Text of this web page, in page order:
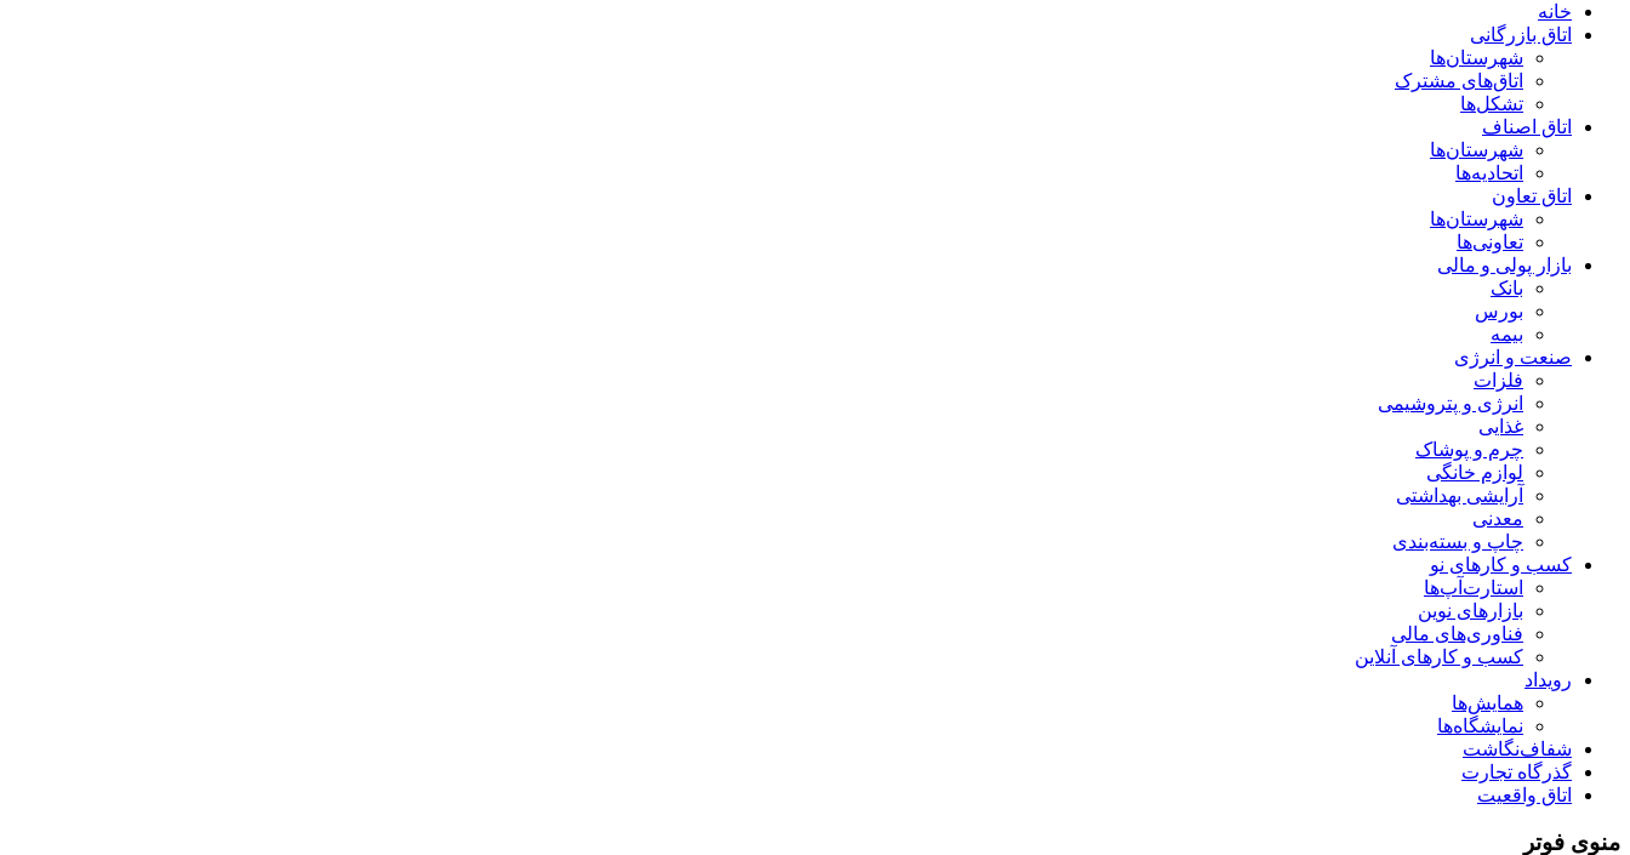
خانه
اتاق بازرگانی
شهرستان‌ها
اتاق‌های مشترک
تشکل‌ها
اتاق اصناف
شهرستان‌ها
اتحادیه‌ها
اتاق تعاون
شهرستان‌ها
تعاونی‌ها
بازار پولی و مالی
بانک
بورس
بیمه
صنعت و انرژی
فلزات
انرژی و پتروشیمی
غذایی
چرم و پوشاک
لوازم خانگی
آرایشی بهداشتی
معدنی
چاپ و بسته‌بندی
کسب و کارهای نو
استارت‌آپ‌ها
بازارهای نوین
فناوری‌های مالی
کسب و کارهای آنلاین
رویداد
همایش‌ها
نمایشگاه‌ها
شفاف‌نگاشت
گذرگاه تجارت
اتاق واقعیت
منوی فوتر